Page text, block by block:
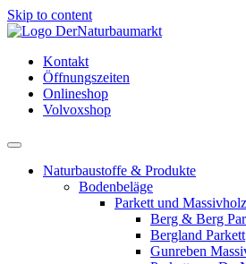
Skip to content
Kontakt
Öffnungszeiten
Onlineshop
Volvoxshop
Naturbaustoffe & Produkte
Bodenbeläge
Parkett und
Berg & Berg
Bergland Parkett
Gunreben